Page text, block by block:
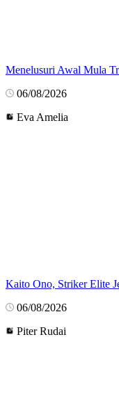
Menelusuri Awal Mula
06/08/2026
Eva Amelia
Kaito Ono, Striker Elite
06/08/2026
Piter Rudai